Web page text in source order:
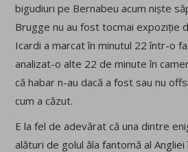
bigudiuri pe Bernabeu acum niște
Brugge nu au fost tocmai expoziție
Icardi a marcat în minutul 22 într-o
analizat-o alte 22 de minute în
că habar n-au dacă a fost sau nu
cum a căzut.
E la fel de adevărat că una dintre
alături de golul ăla fantomă al Angliei